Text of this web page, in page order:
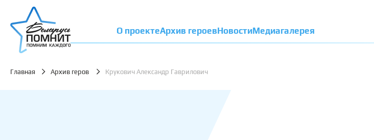
О проектеАрхив героевНовостиМедиагалерея
Главная Архив геров Крукович Александр Гаврилович